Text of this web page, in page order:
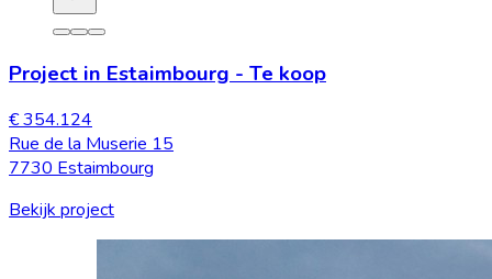
Project in Estaimbourg - Te koop
€ 354.124
Rue de la Muserie 15
7730 Estaimbourg
Bekijk project